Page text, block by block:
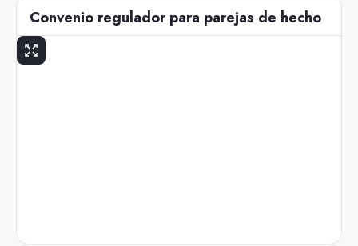
Convenio regulador para parejas de hecho